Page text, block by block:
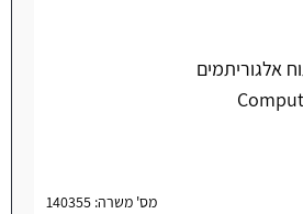
מס' משרה: 140355